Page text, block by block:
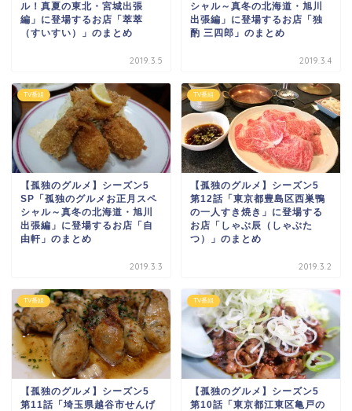
ル！真夏の東北・宮城出張
編」に登場するお店「萃萃
（すいすい）」のまとめ
2019.3.5
シャル～真冬の北海道・旭川
出張編」に登場するお店「独
酌 三四郎」のまとめ
2019.3.4
TV番組
【孤独のグルメ】シーズン5
SP「孤独のグルメお正月スペ
シャル～真冬の北海道・旭川
出張編」に登場するお店「自
由軒」のまとめ
2019.3.3
TV番組
【孤独のグルメ】シーズン5
第12話「東京都豊島区西巣鴨
の一人すき焼き」に登場する
お店「しゃぶ辰（しゃぶた
つ）」のまとめ
2019.3.2
TV番組
【孤独のグルメ】シーズン5
第11話「埼玉県越谷市せんげ
TV番組
【孤独のグルメ】シーズン5
第10話「東京都江東区亀戸の